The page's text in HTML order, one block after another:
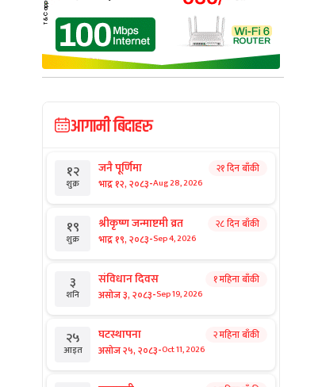
आगामी बिदाहरु
१२
शुक्र
जनै पूर्णिमा
भाद्र १२, २०८३-Aug 28, 2026
२१ दिन बाँकी
१९
शुक्र
श्रीकृष्ण जन्माष्टमी व्रत
भाद्र १९, २०८३-Sep 4, 2026
२८ दिन बाँकी
३
शनि
संविधान दिवस
असोज ३, २०८३-Sep 19, 2026
१ महिना बाँकी
२५
आइत
घटस्थापना
असोज २५, २०८३-Oct 11, 2026
२ महिना बाँकी